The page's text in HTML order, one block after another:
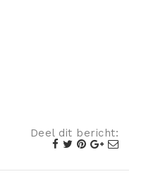
Deel dit bericht: